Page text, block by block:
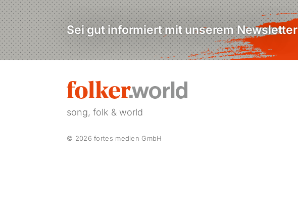
Sei gut informiert mit unserem Newsletter
song, folk & world
© 2026 fortes medien GmbH